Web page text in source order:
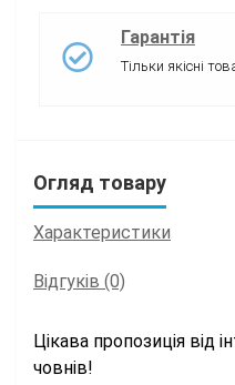
Гарантія
Тільки якісні
Огляд товару
Характеристики
Відгуків (0)
Цікава пропозиція від
човнів!